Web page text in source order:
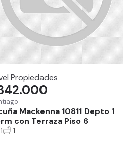
Propiedades
Mackenna 10811 Depto 1
con Terraza Piso 6
1 1